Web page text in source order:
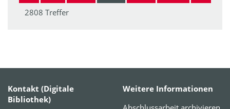
2808 Treffer
Kontakt (Digitale
Bibliothek)
Weitere Informationen